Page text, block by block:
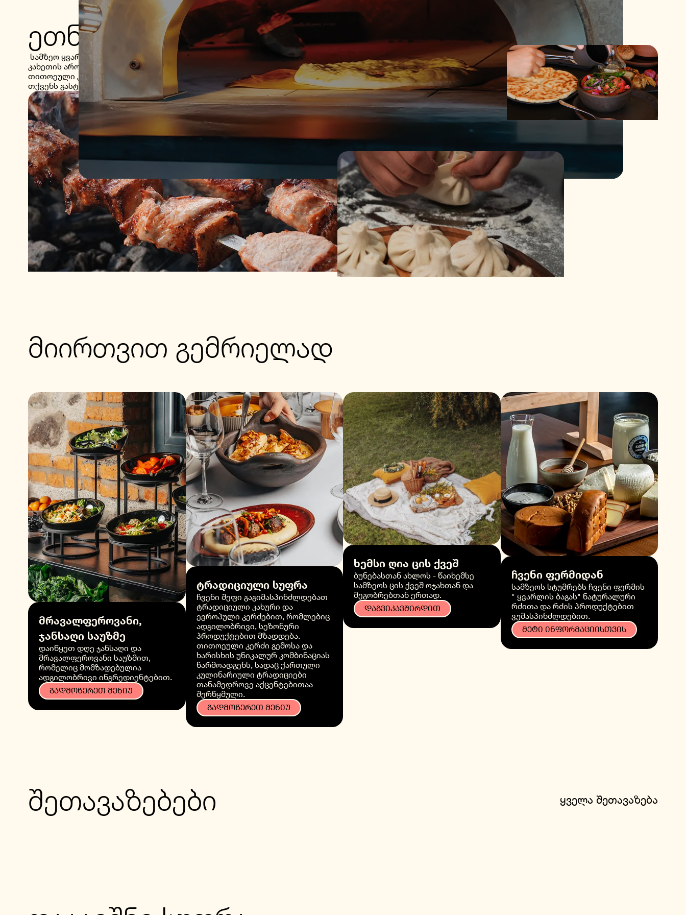
ეთნო სამზარეულო
სამზეო ყვარელი გთავაზობთ კახური სამზარეულოს ტრადიციული გემოებით. ადგილობრივი, ნატურალური პროდუქტებით შექმნილი კერძები გაჯერებულია
კახეთის არომატებით და მზადდება განსაკუთრებული სიყვარულით.
თითოეული კერძი არა მხოლოდ გემოს, არამედ სტუმართმოყვარეობისა და კახური კულინარიული მემკვიდრეობის უნიკალურ კომბინაციას წარმოადგენს, რაც
თქვენს გასტრონომიულ გამოცდილებას დაუვიწყარს გახდის.
მიირთვით გემრიელად
მრავალფეროვანი,
ჯანსაღი საუზმე
დაიწყეთ დღე ჯანსაღი და
მრავალფეროვანი საუზმით,
რომელიც მომზადებულია
ადგილობრივი ინგრედიენტებით.
ᲒᲐᲓᲛᲝᲬᲔᲠᲔᲗ ᲛᲔᲜᲘᲣ
ტრადიციული სუფრა
ჩვენი შეფი გაგიმასპინძლდებათ
ტრადიციული კახური და
ევროპული კერძებით, რომლებიც
ადგილობრივი, სეზონური
პროდუქტებით მზადდება.
თითოეული კერძი გემოსა და
ხარისხის უნიკალურ კომბინაციას
წარმოადგენს, სადაც ქართული
კულინარიული ტრადიციები
თანამედროვე აქცენტებითაა
შერწყმული.
ᲒᲐᲓᲛᲝᲬᲔᲠᲔᲗ ᲛᲔᲜᲘᲣ
ხემსი ღია ცის ქვეშ
ბუნებასთან ახლოს - წაიხემსე
სამზეოს ცის ქვეშ ოჯახთან და
მეგობრებთან ერთად.
ᲓᲐᲒᲕᲘᲙᲐᲕᲨᲘᲠᲓᲘᲗ
ჩვენი ფერმიდან
სამზეოს სტუმრებს ჩვენი ფერმის
" ყვარლის ბაგას" ნატურალური
რძითა და რძის პროდუქტებით
ვუმასპინძლდებით.
ᲛᲔᲢᲘ ᲘᲜᲤᲝᲠᲛᲐᲪᲘᲘᲡᲗᲕᲘᲡ
შეთავაზებები ყველა შეთავაზება